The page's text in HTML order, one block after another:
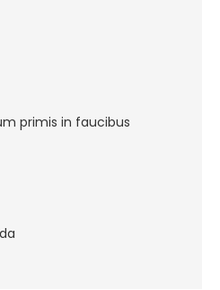
primis in faucibus